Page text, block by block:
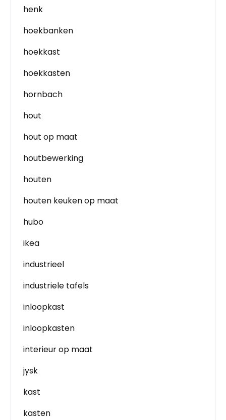
henk
hoekbanken
hoekkast
hoekkasten
hornbach
hout
hout op maat
houtbewerking
houten
houten keuken op maat
hubo
ikea
industrieel
industriele tafels
inloopkast
inloopkasten
interieur op maat
jysk
kast
kasten